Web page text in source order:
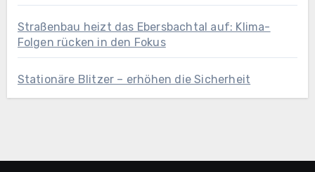
Straßenbau heizt das Ebersbachtal auf: Klima-
Folgen rücken in den Fokus
Stationäre Blitzer – erhöhen die Sicherheit